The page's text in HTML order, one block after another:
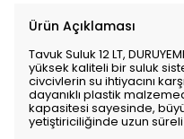
Ürün Açıklaması
Tavuk Suluk 12 LT,
yüksek kaliteli bir suluk
civcivlerin su ihtiyacını
dayanıklı plastik
kapasitesi sayesinde,
yetiştiriciliğinde uzun